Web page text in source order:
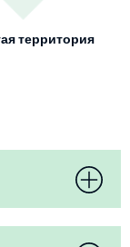
территория